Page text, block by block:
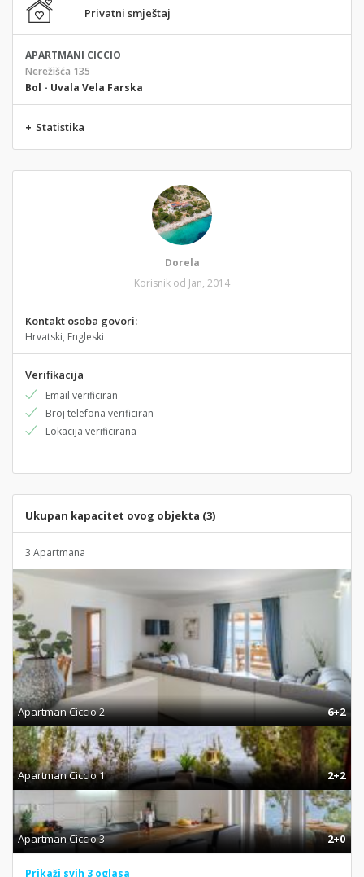
Privatni smještaj
APARTMANI CICCIO
Nerežišća 135
Bol - Uvala Vela Farska
+ Statistika
Dorela
Korisnik od Jan, 2014
Kontakt osoba govori:
Hrvatski, Engleski
Verifikacija
Email verificiran
Broj telefona verificiran
Lokacija verificirana
Ukupan kapacitet ovog objekta (3)
3 Apartmana
Apartman Ciccio 2 6+2
Apartman Ciccio 1 2+2
Apartman Ciccio 3 2+0
Prikaži svih 3 oglasa